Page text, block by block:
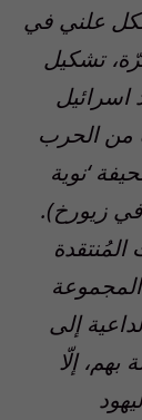
علني في
تشكيل
اسرائيل
من الحرب
‘نوية
في زيورخ).
إلى
إلّا